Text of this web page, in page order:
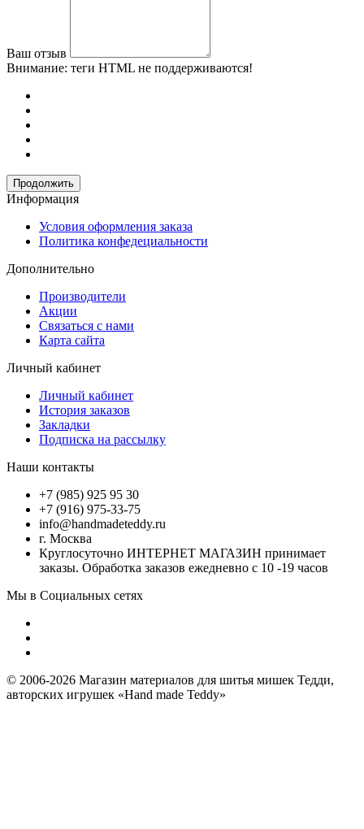
Ваш отзыв
Внимание: теги HTML не поддерживаются!
Продолжить
Информация
Условия оформления заказа
Политика конфедециальности
Дополнительно
Производители
Акции
Связаться с нами
Карта сайта
Личный кабинет
Личный кабинет
История заказов
Закладки
Подписка на рассылку
Наши контакты
+7 (985) 925 95 30
+7 (916) 975-33-75
info@handmadeteddy.ru
г. Москва
Круглосуточно ИНТЕРНЕТ МАГАЗИН принимает
заказы. Обработка заказов ежедневно с 10 -19 часов
Мы в Социальных сетях
© 2006-2026 Магазин материалов для шитья мишек Тедди,
авторских игрушек «Hand made Teddy»